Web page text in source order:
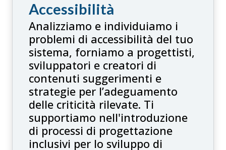
Accessibilità
Analizziamo e individuiamo i
problemi di accessibilità del tuo
sistema, forniamo a progettisti,
sviluppatori e creatori di
contenuti suggerimenti e
strategie per l’adeguamento
delle criticità rilevate. Ti
supportiamo nell'introduzione
di processi di progettazione
inclusivi per lo sviluppo di